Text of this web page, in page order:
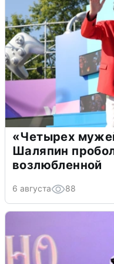
«Четырех
Шаляпин
возлюбленной
6 августа 88